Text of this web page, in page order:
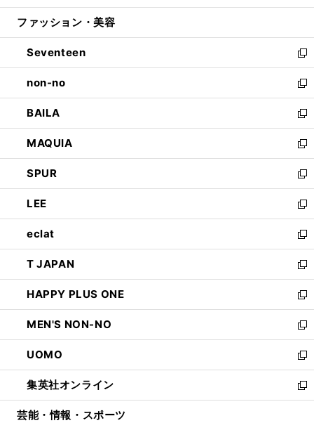
開
ウ
開
く
ン
ウ
で
開
く
ウ
ン
ド
ウ
で
開
く
ファッション・美容
Seventeen
新
し
い
ウ
ィ
ン
ド
ウ
で
開
く
non-no
新
し
い
ウ
ィ
ン
ド
ウ
で
開
く
BAILA
新
し
い
ウ
ィ
ン
ド
ウ
で
開
く
MAQUIA
新
し
い
ウ
ィ
ン
ド
ウ
で
開
く
SPUR
新
し
い
ウ
ィ
ン
ド
ウ
で
開
く
LEE
新
し
い
ウ
ィ
ン
ド
ウ
で
開
く
eclat
新
し
い
ウ
ィ
ン
ド
ウ
で
開
く
T JAPAN
新
し
い
ウ
ィ
ン
ド
ウ
で
開
HAPPY PLUS ONE
新
し
い
ウ
ィ
ン
ド
ウ
MEN'S NON-NO
新
し
い
ウ
ィ
ン
UOMO
新
し
い
ウ
集英社オンライン
新
し
芸能・情報・スポーツ